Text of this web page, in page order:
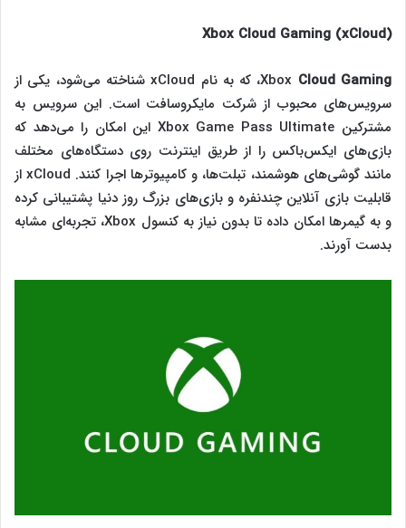
Xbox Cloud Gaming (xCloud)
Xbox Cloud Gaming
، که به نام xCloud شناخته می‌شود، یکی از
سرویس‌های محبوب از شرکت مایکروسافت است. این سرویس به
مشترکین Xbox Game Pass Ultimate این امکان را می‌دهد که
بازی‌های ایکس‌باکس را از طریق اینترنت روی دستگاه‌های مختلف
مانند گوشی‌های هوشمند، تبلت‌ها، و کامپیوترها اجرا کنند. xCloud از
قابلیت بازی آنلاین چندنفره و بازی‌های بزرگ روز دنیا پشتیبانی کرده
و به گیمرها امکان داده تا بدون نیاز به کنسول Xbox، تجربه‌ای مشابه
بدست آورند.